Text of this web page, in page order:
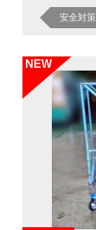
安全対策
NEW